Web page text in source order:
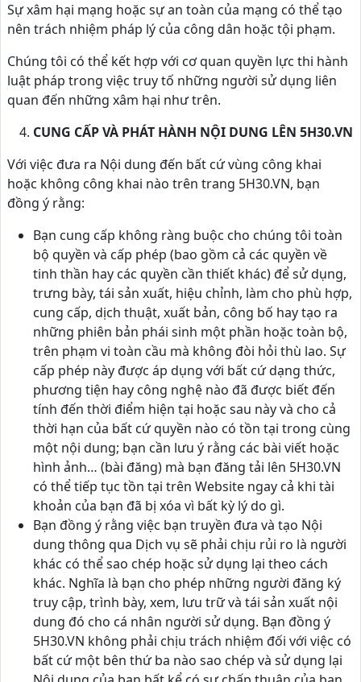
Sự xâm hại mạng hoặc sự an toàn của mạng có thể tạo
nên trách nhiệm pháp lý của công dân hoặc tội phạm.
Chúng tôi có thể kết hợp với cơ quan quyền lực thi hành
luật pháp trong việc truy tố những người sử dụng liên
quan đến những xâm hại như trên.
CUNG CẤP VÀ PHÁT HÀNH NỘI DUNG LÊN 5H30.VN
Với việc đưa ra Nội dung đến bất cứ vùng công khai
hoặc không công khai nào trên trang 5H30.VN, bạn
đồng ý rằng:
Bạn cung cấp không ràng buộc cho chúng tôi toàn
bộ quyền và cấp phép (bao gồm cả các quyền về
tinh thần hay các quyền cần thiết khác) để sử dụng,
trưng bày, tái sản xuất, hiệu chỉnh, làm cho phù hợp,
cung cấp, dịch thuật, xuất bản, công bố hay tạo ra
những phiên bản phái sinh một phần hoặc toàn bộ,
trên phạm vi toàn cầu mà không đòi hỏi thù lao. Sự
cấp phép này được áp dụng với bất cứ dạng thức,
phương tiện hay công nghệ nào đã được biết đến
tính đến thời điểm hiện tại hoặc sau này và cho cả
thời hạn của bất cứ quyền nào có tồn tại trong cùng
một nội dung; bạn cần lưu ý rằng các bài viết hoặc
hình ảnh… (bài đăng) mà bạn đăng tải lên 5H30.VN
có thể tiếp tục tồn tại trên Website ngay cả khi tài
khoản của bạn đã bị xóa vì bất kỳ lý do gì.
Bạn đồng ý rằng việc bạn truyền đưa và tạo Nội
dung thông qua Dịch vụ sẽ phải chịu rủi ro là người
khác có thể sao chép hoặc sử dụng lại theo cách
khác. Nghĩa là bạn cho phép những người đăng ký
truy cập, trình bày, xem, lưu trữ và tái sản xuất nội
dung đó cho cá nhân người sử dụng. Bạn đồng ý
5H30.VN không phải chịu trách nhiệm đối với việc có
bất cứ một bên thứ ba nào sao chép và sử dụng lại